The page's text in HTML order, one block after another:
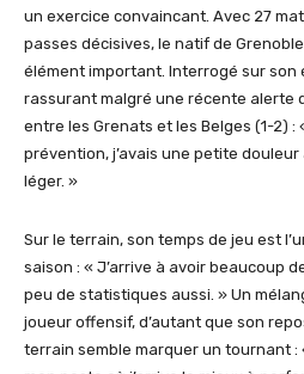
un exercice convaincant. Avec 27
passes décisives, le natif de
élément important. Interrogé sur son
rassurant malgré une récente alerte
entre les Grenats et les Belges (1-2) :
prévention, j’avais une petite douleur
léger. »
Sur le terrain, son temps de jeu est
saison : « J’arrive à avoir beaucoup
peu de statistiques aussi. » Un
joueur offensif, d’autant que son
terrain semble marquer un tournant :